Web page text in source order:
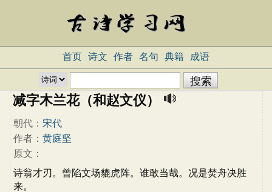
首页 诗文 作者 名句 典籍 成语
减字木兰花（和赵文仪）
朝代： 宋代
作者： 黄庭坚
原文：
诗翁才刃。曾陷文场貔虎阵。谁敢当哉。况是焚舟决胜
来。